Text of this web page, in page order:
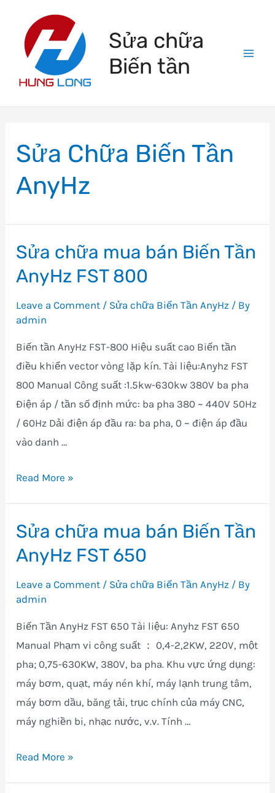
content
Sửa chữa
Biến tần
Sửa Chữa Biến Tần
AnyHz
Sửa chữa mua bán Biến Tần
AnyHz FST 800
Leave a Comment / Sửa chữa Biến Tần AnyHz / By
admin
Biến tần AnyHz FST-800 Hiệu suất cao Biến tần
điều khiển vector vòng lặp kín. Tài liệu:Anyhz FST
800 Manual Công suất :1.5kw-630kw 380V ba pha
Điện áp / tần số định mức: ba pha 380 ~ 440V 50Hz
/ 60Hz Dải điện áp đầu ra: ba pha, 0 ~ điện áp đầu
vào danh …
Sửa
bán
Biến
AnyHz
800
Read More »
Sửa chữa mua bán Biến Tần
AnyHz FST 650
Leave a Comment / Sửa chữa Biến Tần AnyHz / By
admin
Biến Tần AnyHz FST 650 Tài liệu: Anyhz FST 650
Manual Phạm vi công suất ： 0,4-2,2KW, 220V, một
pha; 0,75-630KW, 380V, ba pha. Khu vực ứng dụng:
máy bơm, quạt, máy nén khí, máy lạnh trung tâm,
máy bơm dầu, băng tải, trục chính của máy CNC,
máy nghiền bi, nhạc nước, v.v. Tính …
Sửa
Read More »